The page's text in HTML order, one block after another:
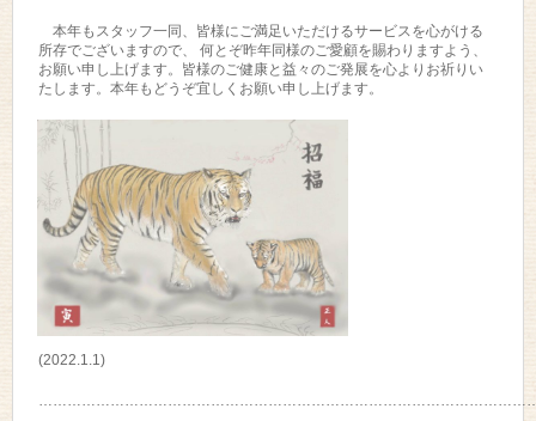
本年もスタッフ一同、皆様にご満足いただけるサービスを心がける
所存でございますので、 何とぞ昨年同様のご愛顧を賜わりますよう、
お願い申し上げます。皆様のご健康と益々のご発展を心よりお祈りい
たします。本年もどうぞ宜しくお願い申し上げます。
(2022.1.1)